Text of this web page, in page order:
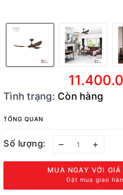
Tình trạng: Còn hàng
TỔNG QUAN
Số lượng: – +
MUA NGAY VỚI GIÁ
Đặt mua giao